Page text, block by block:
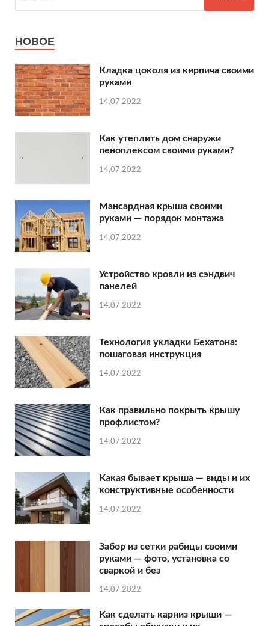
НОВОЕ
Кладка цоколя из кирпича своими
руками
14.07.2022
Как утеплить дом снаружи
пеноплексом своими руками?
14.07.2022
Мансардная крыша своими
руками — порядок монтажа
14.07.2022
Устройство кровли из сэндвич
панелей
14.07.2022
Технология укладки Бехатона:
пошаговая инструкция
14.07.2022
Как правильно покрыть крышу
профлистом?
14.07.2022
Какая бывает крыша — виды и их
конструктивные особенности
14.07.2022
Забор из сетки рабицы своими
руками — фото, установка со
сваркой и без
14.07.2022
Как сделать карниз крыши —